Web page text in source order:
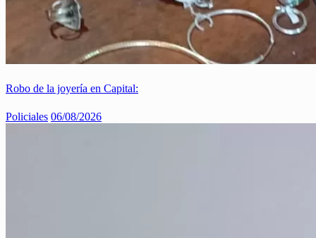
Robo de la joyería en Capital:
Policiales 06/08/2026